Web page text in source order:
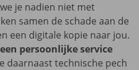
je nadien niet met
samen de schade aan de
een digitale kopie naar jou.
persoonlijke service
daarnaast technische pech